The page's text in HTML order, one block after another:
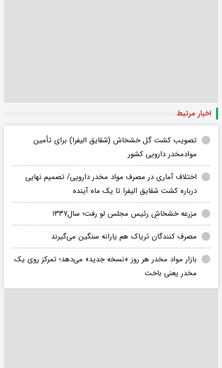
اخبار مرتبط
تصویب کشت گل خشخاش (شقایق الیفرا) برای تأمین
موادمخدر دارویی کشور
اختلاف آماری در مصرف مواد مخدر دارویی/ تصمیم نهایی
درباره کشت شقایق الیفرا تا یک ماه آینده
مزرعه خشخاشِ رئیس مجلس لو رفت؛ سال۱۳۳۷
مصرف کنندگان تریاک هم یارانه سنگین می‌گیرند
بازار مواد مخدر هر روز «نسخه جدید» می‌دهد؛ تمرکز روی یک
مخدر یعنی باخت